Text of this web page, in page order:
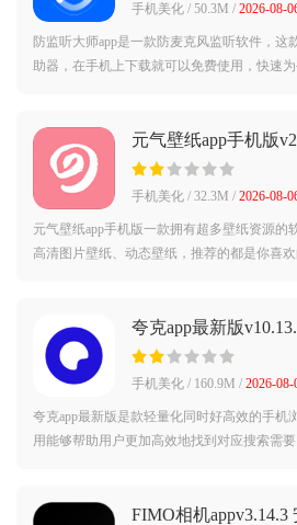
手机美化 / 50.3M / 2026-08-
防监听大师app是一款防麦克风监听软件，这
助器，在手机上下载就可以免费使用，快速
元气壁纸app手机版
手机美化 / 32.3M / 2026-08-
元气壁纸app手机版一款拥有超多壁纸资源的
高清图片壁纸、动态壁纸，推荐的都是你喜
夸克app最新版
手机美化 / 160.9M / 2026-08-
夸克app最新版是款轻量化同时好高效的手机
用能够帮助用户更加高效地找到对应搜索需
FIMO相机appv3.14.3